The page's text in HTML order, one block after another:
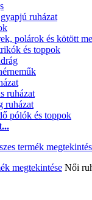
ruházat
polárok és kötött
és toppok
ruházat
ruházat
pólók és toppok
megtekintése Női